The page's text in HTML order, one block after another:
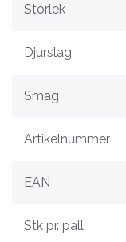
Storlek
Djurslag
Smag
Artikelnummer
EAN
Stk pr. pall